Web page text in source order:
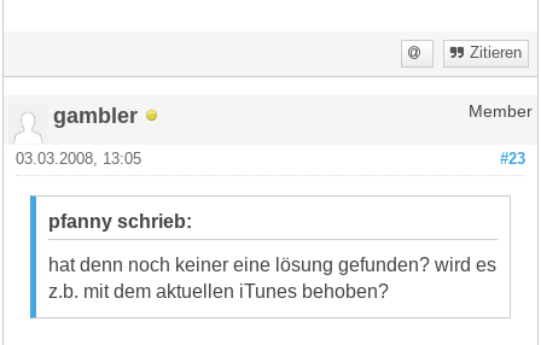
Zitieren
gambler Member
#23
03.03.2008, 13:05
pfanny schrieb:
hat denn noch keiner eine lösung gefunden? wird es
z.b. mit dem aktuellen iTunes behoben?